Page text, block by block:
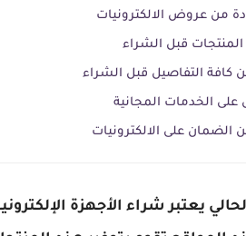
من عروض الالكترونيات
قبل الشراء
كافة التفاصيل قبل الشراء
الخدمات المجانية
الضمان على الالكترونيات
يعتبر شراء الأجهزة